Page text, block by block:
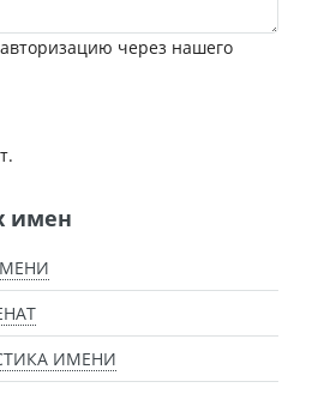
через нашего
имен
ИМЕНИ